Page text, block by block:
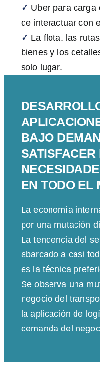
✓ Uber para carga
de interactuar con
✓ La flota, las
bienes y los
solo lugar.
BAJO
SATISFACER
EN TODO EL
La economía
por una mutación
La tendencia del
abarcado a casi
es la técnica
Se observa una
negocio del
la aplicación de
demanda del